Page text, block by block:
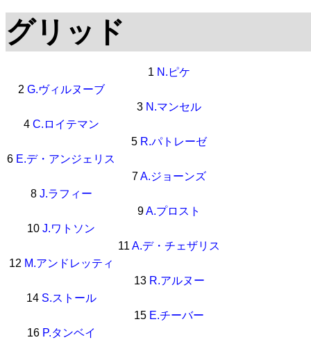
グリッド
1 N.ピケ
2 G.ヴィルヌーブ
3 N.マンセル
4 C.ロイテマン
5 R.パトレーゼ
6 E.デ・アンジェリス
7A.ジョーンズ
8 J.ラフィー
9A.プロスト
10 J.ワトソン
11 A.デ・チェザリス
12 M.アンドレッティ
13 R.アルヌー
14 S.ストール
15 E.チーバー
16 P.タンベイ